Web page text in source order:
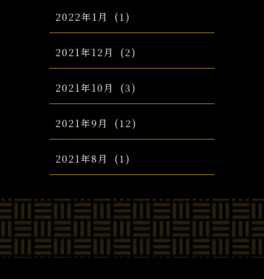
2022年1月 (1)
2021年12月 (2)
2021年10月 (3)
2021年9月 (12)
2021年8月 (1)